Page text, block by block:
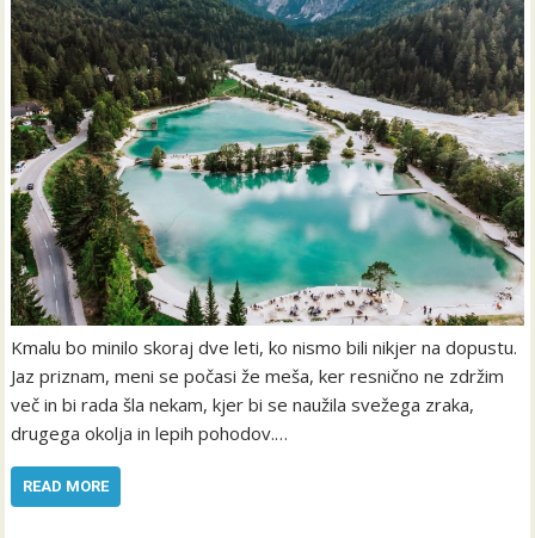
Kmalu bo minilo skoraj dve leti, ko nismo bili nikjer na dopustu.
Jaz priznam, meni se počasi že meša, ker resnično ne zdržim
več in bi rada šla nekam, kjer bi se naužila svežega zraka,
drugega okolja in lepih pohodov.…
READ MORE